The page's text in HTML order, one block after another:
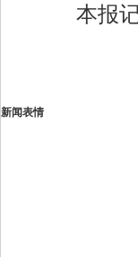
本报记
新闻表情